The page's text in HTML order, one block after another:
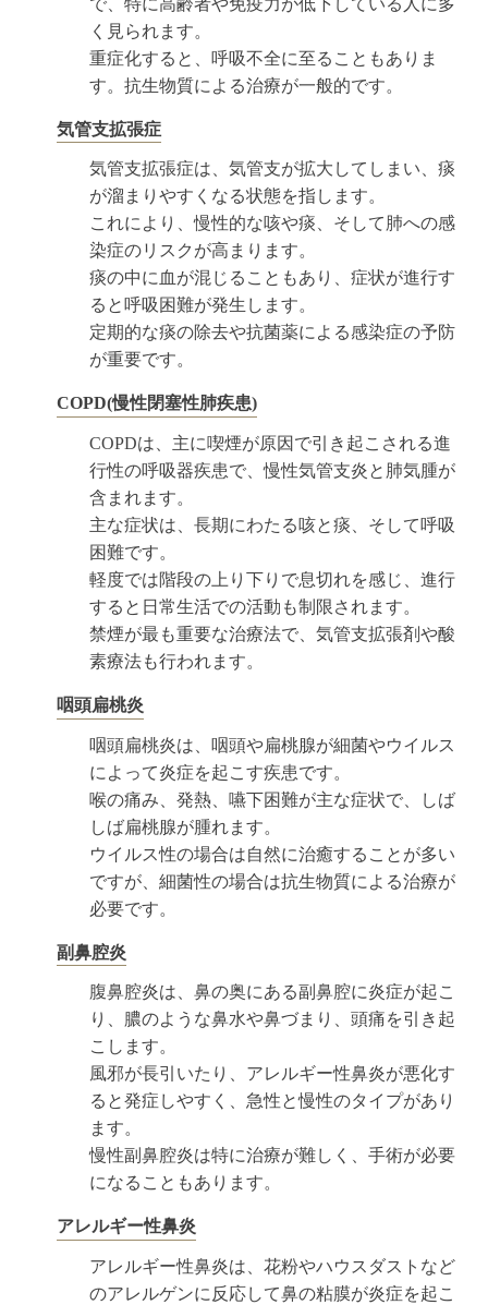
く見られます。
重症化すると、呼吸不全に至ることもありま
す。抗生物質による治療が一般的です。
気管支拡張症
気管支拡張症は、気管支が拡大してしまい、痰
が溜まりやすくなる状態を指します。
これにより、慢性的な咳や痰、そして肺への感
染症のリスクが高まります。
痰の中に血が混じることもあり、症状が進行す
ると呼吸困難が発生します。
定期的な痰の除去や抗菌薬による感染症の予防
が重要です。
COPD(慢性閉塞性肺疾患)
COPDは、主に喫煙が原因で引き起こされる進
行性の呼吸器疾患で、慢性気管支炎と肺気腫が
含まれます。
主な症状は、長期にわたる咳と痰、そして呼吸
困難です。
軽度では階段の上り下りで息切れを感じ、進行
すると日常生活での活動も制限されます。
禁煙が最も重要な治療法で、気管支拡張剤や酸
素療法も行われます。
咽頭扁桃炎
咽頭扁桃炎は、咽頭や扁桃腺が細菌やウイルス
によって炎症を起こす疾患です。
喉の痛み、発熱、嚥下困難が主な症状で、しば
しば扁桃腺が腫れます。
ウイルス性の場合は自然に治癒することが多い
ですが、細菌性の場合は抗生物質による治療が
必要です。
副鼻腔炎
腹鼻腔炎は、鼻の奥にある副鼻腔に炎症が起こ
り、膿のような鼻水や鼻づまり、頭痛を引き起
こします。
風邪が長引いたり、アレルギー性鼻炎が悪化す
ると発症しやすく、急性と慢性のタイプがあり
ます。
慢性副鼻腔炎は特に治療が難しく、手術が必要
になることもあります。
アレルギー性鼻炎
アレルギー性鼻炎は、花粉やハウスダストなど
のアレルゲンに反応して鼻の粘膜が炎症を起こ